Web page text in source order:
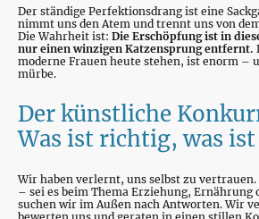
Der ständige Perfektionsdrang ist eine
nimmt uns den Atem und trennt uns von
Die Wahrheit ist: Die Erschöpfung ist in
nur einen winzigen Katzensprung entfernt.
moderne Frauen heute stehen, ist enorm –
mürbe.
Der künstliche
Was ist richtig, was ist
Wir haben verlernt, uns selbst zu vertrauen.
– sei es beim Thema Erziehung, Ernährung
suchen wir im Außen nach Antworten. Wir